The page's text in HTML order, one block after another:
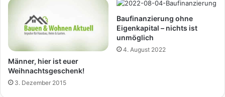
Männer, hier ist euer
Weihnachtsgeschenk!
3. Dezember 2015
Baufinanzierung ohne
Eigenkapital – nichts ist
unmöglich
4. August 2022